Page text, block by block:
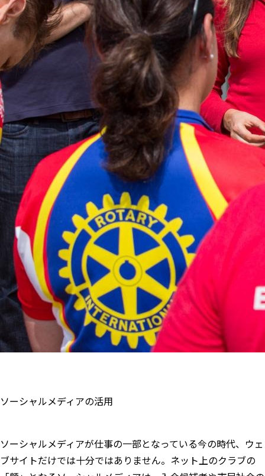
ソーシャルメディアの活用
ソーシャルメディアが仕事の一部となっている今の時代、ウェ
ブサイトだけでは十分ではありません。ネット上のクラブの